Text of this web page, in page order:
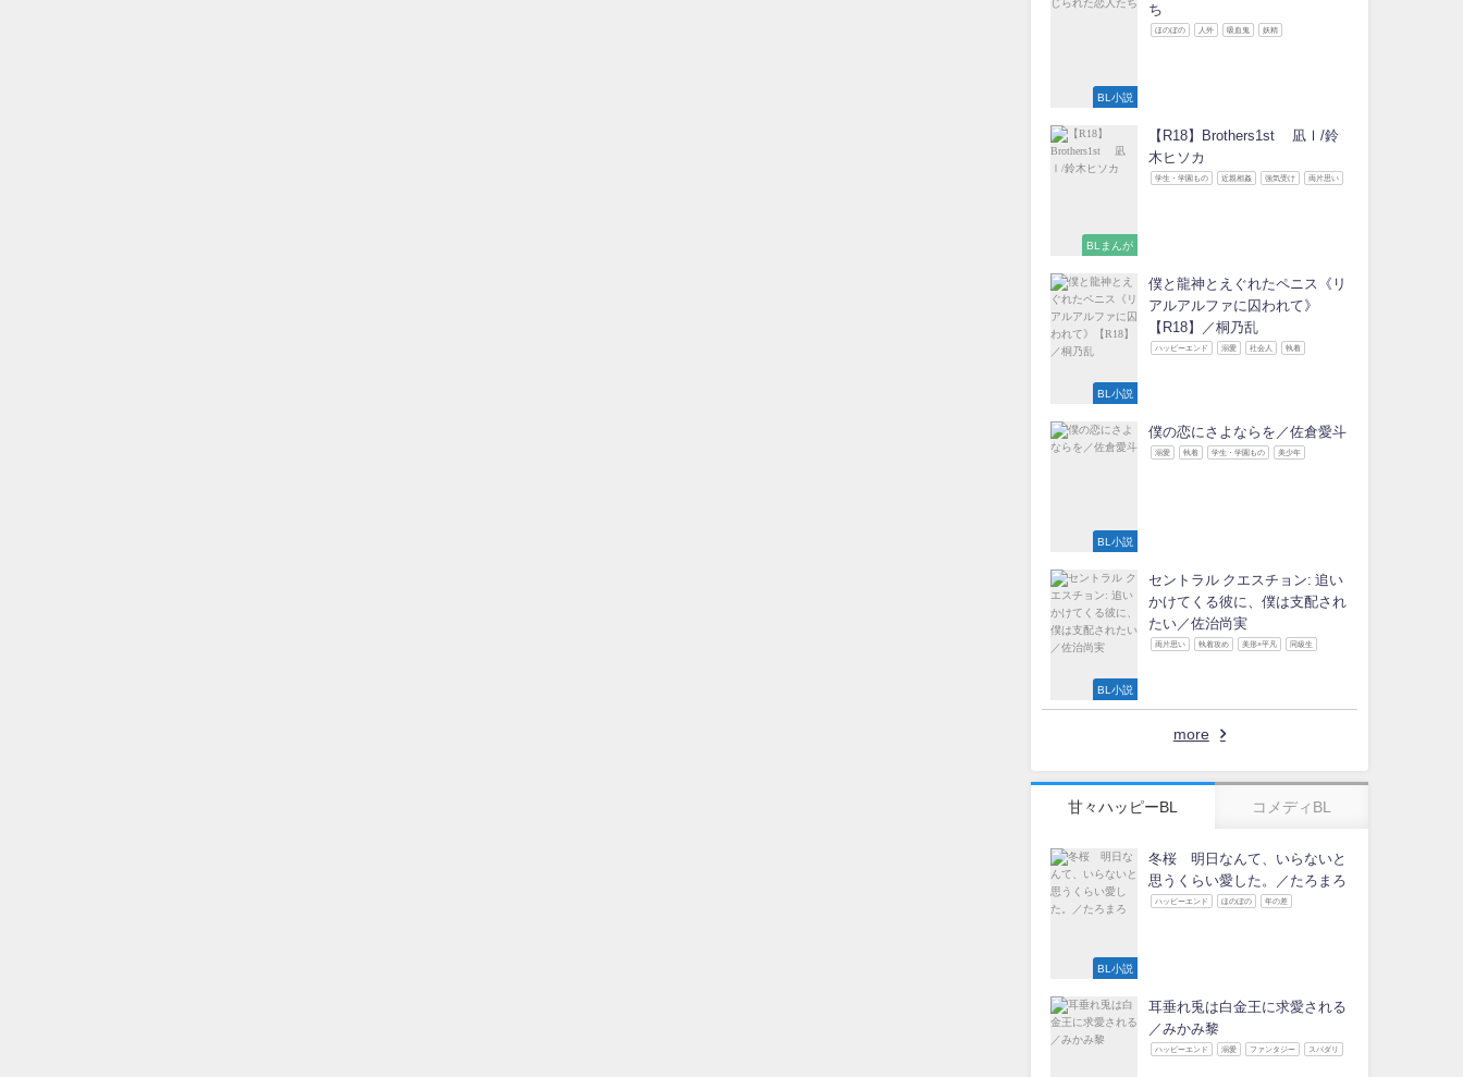
BL小説
ち
ほのぼの 人外 吸血鬼 妖精
BLまんが
【R18】Brothers1st 凪Ⅰ/鈴
木ヒソカ
学生・学園もの 近親相姦 強気受け 両片思い
BL小説
僕と龍神とえぐれたペニス《リ
アルアルファに囚われて》
【R18】／桐乃乱
ハッピーエンド 溺愛 社会人 執着
BL小説
僕の恋にさよならを／佐倉愛斗
溺愛 執着 学生・学園もの 美少年
BL小説
セントラル クエスチョン: 追い
かけてくる彼に、僕は支配され
たい／佐治尚実
両片思い 執着攻め 美形×平凡 同級生
more
甘々ハッピーBL コメディBL
BL小説
冬桜 明日なんて、いらないと
思うくらい愛した。／たろまろ
ハッピーエンド ほのぼの 年の差
耳垂れ兎は白金王に求愛される
／みかみ黎
ハッピーエンド 溺愛 ファンタジー スパダリ